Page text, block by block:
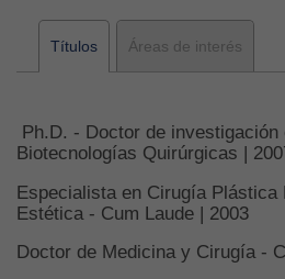
Títulos Áreas de interés
Ph.D. - Doctor de investigación
Biotecnologías Quirúrgicas |
Especialista en Cirugía Plástica
Estética - Cum Laude | 2003
Doctor de Medicina y Cirugía -